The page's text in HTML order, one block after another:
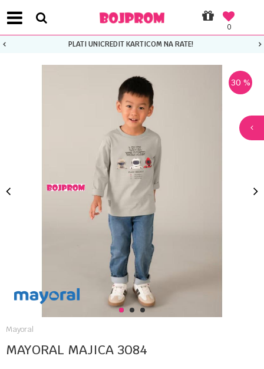
0
PLATI UNICREDIT KARTICOM NA RATE!
1 2 3
30 %
Mayoral
MAYORAL MAJICA 3084